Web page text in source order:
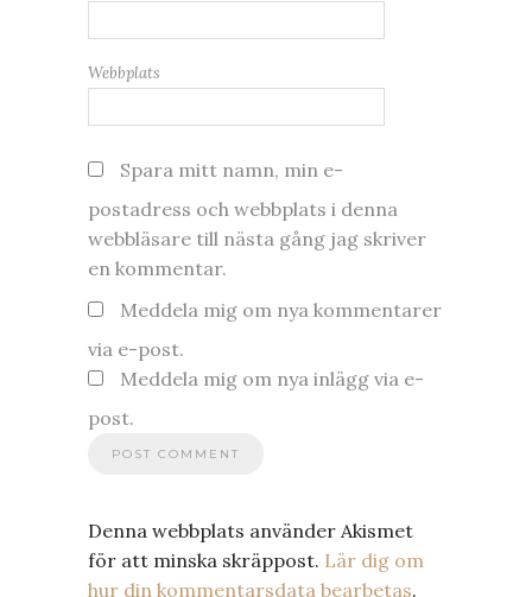
Webbplats
Spara mitt namn, min e-
postadress och webbplats i denna
webbläsare till nästa gång jag skriver
en kommentar.
Meddela mig om nya kommentarer
via e-post.
Meddela mig om nya inlägg via e-
post.
Denna webbplats använder Akismet
för att minska skräppost. Lär dig om
hur din kommentarsdata bearbetas.